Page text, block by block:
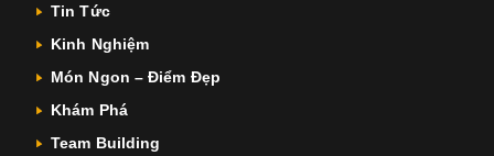
Tin Tức
Kinh Nghiệm
Món Ngon – Điểm Đẹp
Khám Phá
Team Building